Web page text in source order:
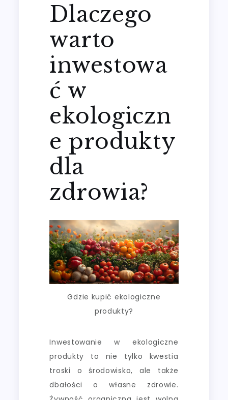
Dlaczego
warto
inwestowa
ć w
ekologiczn
e produkty
dla
zdrowia?
Gdzie kupić ekologiczne
produkty?
Inwestowanie w ekologiczne
produkty to nie tylko kwestia
troski o środowisko, ale także
dbałości o własne zdrowie.